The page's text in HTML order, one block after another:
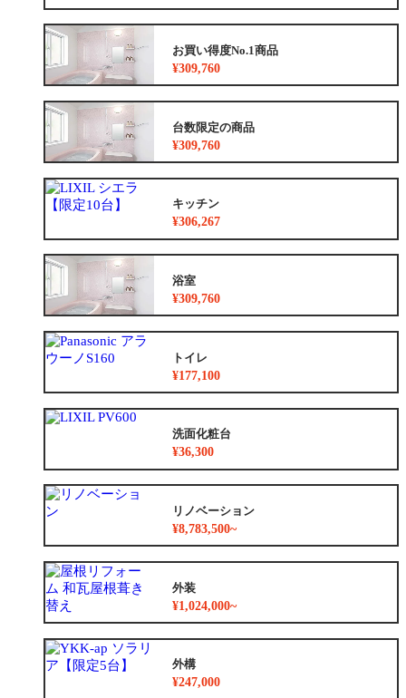
お買い得度No.1商品
¥309,760
台数限定の商品
¥309,760
キッチン
¥306,267
浴室
¥309,760
トイレ
¥177,100
洗面化粧台
¥36,300
リノベーション
¥8,783,500~
外装
¥1,024,000~
外構
¥247,000